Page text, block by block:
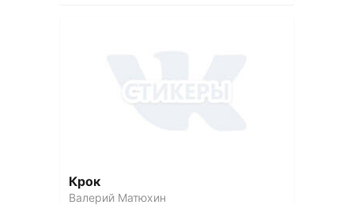
Крок
Валерий Матюхин